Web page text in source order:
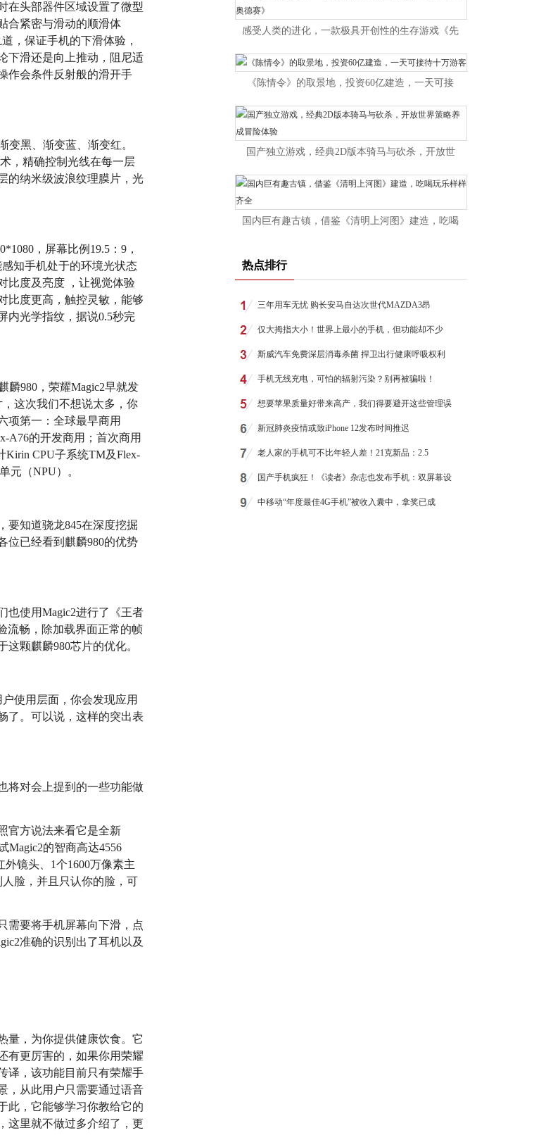
在头部器件区域设置了微型
合紧密与滑动的顺滑体
，保证手机的下滑体验，
下滑还是向上推动，阻尼适
作会条件反射般的滑开手
黑、渐变蓝、渐变红。
，精确控制光线在每一层
的纳米级波浪纹理膜片，光
，屏幕比例19.5：9，
知手机处于的环境光状态
比度及亮度 ，让视觉体验
比度更高，触控灵敏，能够
内光学指纹，据说0.5秒完
麟980，荣耀Magic2早就发
这次我们不想说太多，你
项第一：全球最早商用
A76的开发商用；首次商用
Kirin CPU子系统TM及Flex-
元（NPU）。
要知道骁龙845在深度挖掘
位已经看到麒麟980的优势
也使用Magic2进行了《王者
流畅，除加载界面正常的帧
颗麒麟980芯片的优化。
使用层面，你会发现应用
了。可以说，这样的突出表
将对会上提到的一些功能做
官方说法来看它是全新
Magic2的智商高达4556
镜头、1个1600万像素主
脸，并且只认你的脸，可
需要将手机屏幕向下滑，点
准确的识别出了耳机以及
量，为你提供健康饮食。它
有更厉害的，如果你用荣耀
译，该功能目前只有荣耀手
，从此用户只需要通过语音
此，它能够学习你教给它的
这里就不做过多介绍了，更
感受人类的进化，一款极具开创性的生存游戏《先
《陈情令》的取景地，投资60亿建造，一天可接
国产独立游戏，经典2D版本骑马与砍杀，开放世
国内巨有趣古镇，借鉴《清明上河图》建造，吃喝
热点排行
三年用车无忧 购长安马自达次世代MAZDA3昂
仅大拇指大小！世界上最小的手机，但功能却不少
斯威汽车免费深层消毒杀菌 捍卫出行健康呼吸权利
手机无线充电，可怕的辐射污染？别再被骗啦！
想要苹果质量好带来高产，我们得要避开这些管理误
新冠肺炎疫情或致iPhone 12发布时间推迟
老人家的手机可不比年轻人差！21克新品：2.5
国产手机疯狂！《读者》杂志也发布手机：双屏幕设
中移动“年度最佳4G手机”被收入囊中，拿奖已成